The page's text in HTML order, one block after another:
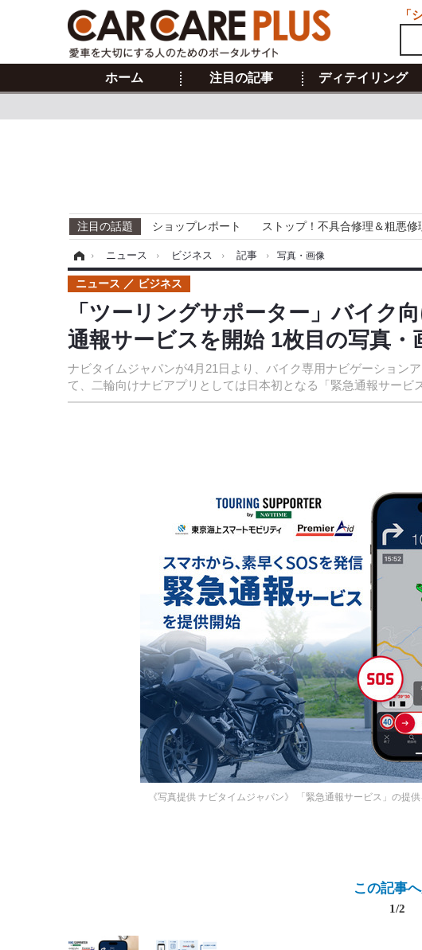
ホーム 注目の記事 ディテイリング
注目の話題 ショップレポート ストップ！不具合修理＆粗悪修
› ニュース › ビジネス › 記事 › 写真・画像
「ツーリングサポーター」バイク
通報サービスを開始 1枚目の写真・
ナビタイムジャパンが4月21日より、バイク専用ナビゲーション
て、二輪向けナビアプリとしては日本初となる「緊急通報サービ
ニュース ビジネス
《写真提供 ナビタイムジャパン》 「緊急通報サービス」の提
この記事
1/2
「